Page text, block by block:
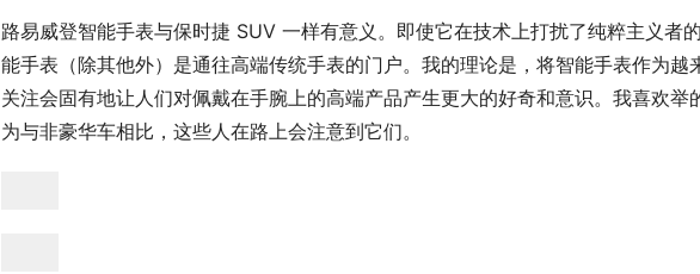
路易威登智能手表与保时捷 SUV 一样有意义。即使它在技术上打扰了纯粹主义者
能手表（除其他外）是通往高端传统手表的门户。我的理论是，将智能手表作为越
关注会固有地让人们对佩戴在手腕上的高端产品产生更大的好奇和意识。我喜欢举
为与非豪华车相比，这些人在路上会注意到它们。